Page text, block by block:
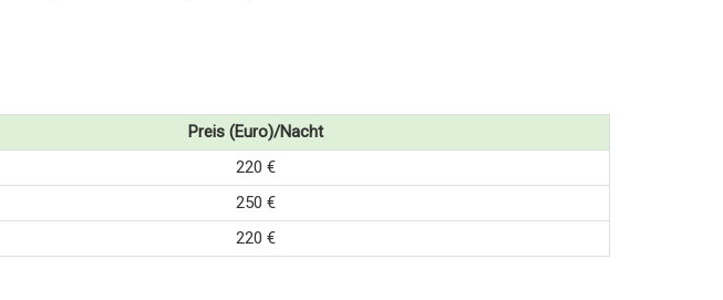
Preis (Euro)/Nacht
220 €
250 €
220 €